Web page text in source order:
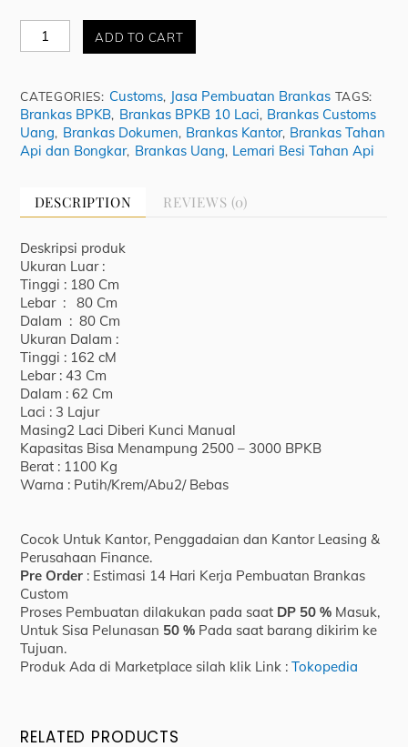
Brankas
Drawer
BPKB
quantity
ADD TO CART
CATEGORIES: Customs, Jasa Pembuatan Brankas TAGS:
Brankas BPKB, Brankas BPKB 10 Laci, Brankas Customs
Uang, Brankas Dokumen, Brankas Kantor, Brankas Tahan
Api dan Bongkar, Brankas Uang, Lemari Besi Tahan Api
DESCRIPTION REVIEWS (0)
Deskripsi produk
Ukuran Luar :
Tinggi : 180 Cm
Lebar : 80 Cm
Dalam : 80 Cm
Ukuran Dalam :
Tinggi : 162 cM
Lebar : 43 Cm
Dalam : 62 Cm
Laci : 3 Lajur
Masing2 Laci Diberi Kunci Manual
Kapasitas Bisa Menampung 2500 – 3000 BPKB
Berat : 1100 Kg
Warna : Putih/Krem/Abu2/ Bebas
Cocok Untuk Kantor, Penggadaian dan Kantor Leasing &
Perusahaan Finance.
Pre Order : Estimasi 14 Hari Kerja Pembuatan Brankas
Custom
Proses Pembuatan dilakukan pada saat DP 50 % Masuk,
Untuk Sisa Pelunasan 50 % Pada saat barang dikirim ke
Tujuan.
Produk Ada di Marketplace silah klik Link :Tokopedia
RELATED PRODUCTS